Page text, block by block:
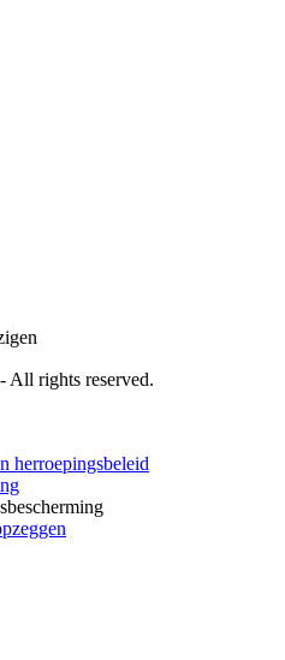
- All rights reserved.
herroepingsbeleid